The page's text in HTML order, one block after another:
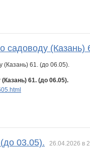
садоводу (Казань)
61. (до 06.05).
03.05). 26.04.2026 в